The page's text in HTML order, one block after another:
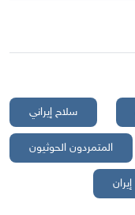
سلاح إيراني
المتمردون الحوثيون
إيران